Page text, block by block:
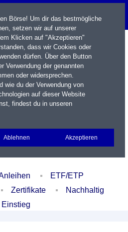
Portfolio Login
ETF/ETP
Zertifikate
Nachhaltig
Einstieg
Börse! Um dir das bestmögliche
setzen wir auf unserer
Klicken auf "Akzeptieren"
dass wir Cookies oder
dürfen. Über den Button
Verwendung der genannten
oder widersprechen.
wie du der Verwendung von
auf dieser Website
findest du in unseren
Ablehnen Akzeptieren